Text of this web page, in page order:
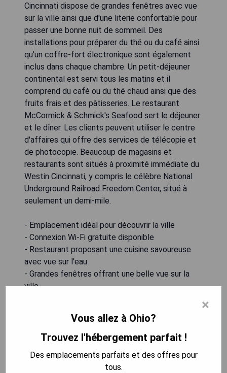
Cincinnati dispose de grandes fenêtres avec vue
sur la ville ainsi que d'une literie confortable pour
passer une bonne nuit de sommeil. Des
installations pour préparer du thé ou du café ainsi
qu'un coffre-fort électronique sont également
inclus dans chaque chambre. Un petit-déjeuner
continental est servi tous les matins et il
comprend du café ou du thé chaud ainsi que des
fruits frais et des pâtisseries. Le restaurant
McCormick & Schmick's Seafood sert le déjeuner
et le dîner. Les clients peuvent utiliser le centre
d'affaires qui offre des services de télécopie et
de photocopie. Beaucoup de magasins et
restaurants sont situés à proximité immédiate du
Westin Cincinnati, y compris le célèbre National
Underground Railroad Freedom Center, situé à
seulement un demi-mile.
- Emplacement idéal pour découvrir la ville
- Connexion Wi-Fi gratuite disponible
- Restaurant proposant une cuisine savoureuse
avec vue sur l'eau
- Grandes fenêtres offrant une belle vue sur la
ville
VÉRIFIEZ LA DISPONIBILITÉ
×
Vous allez à Ohio?
Trouvez l'hébergement parfait !
Des emplacements parfaits et des offres pour
tous.